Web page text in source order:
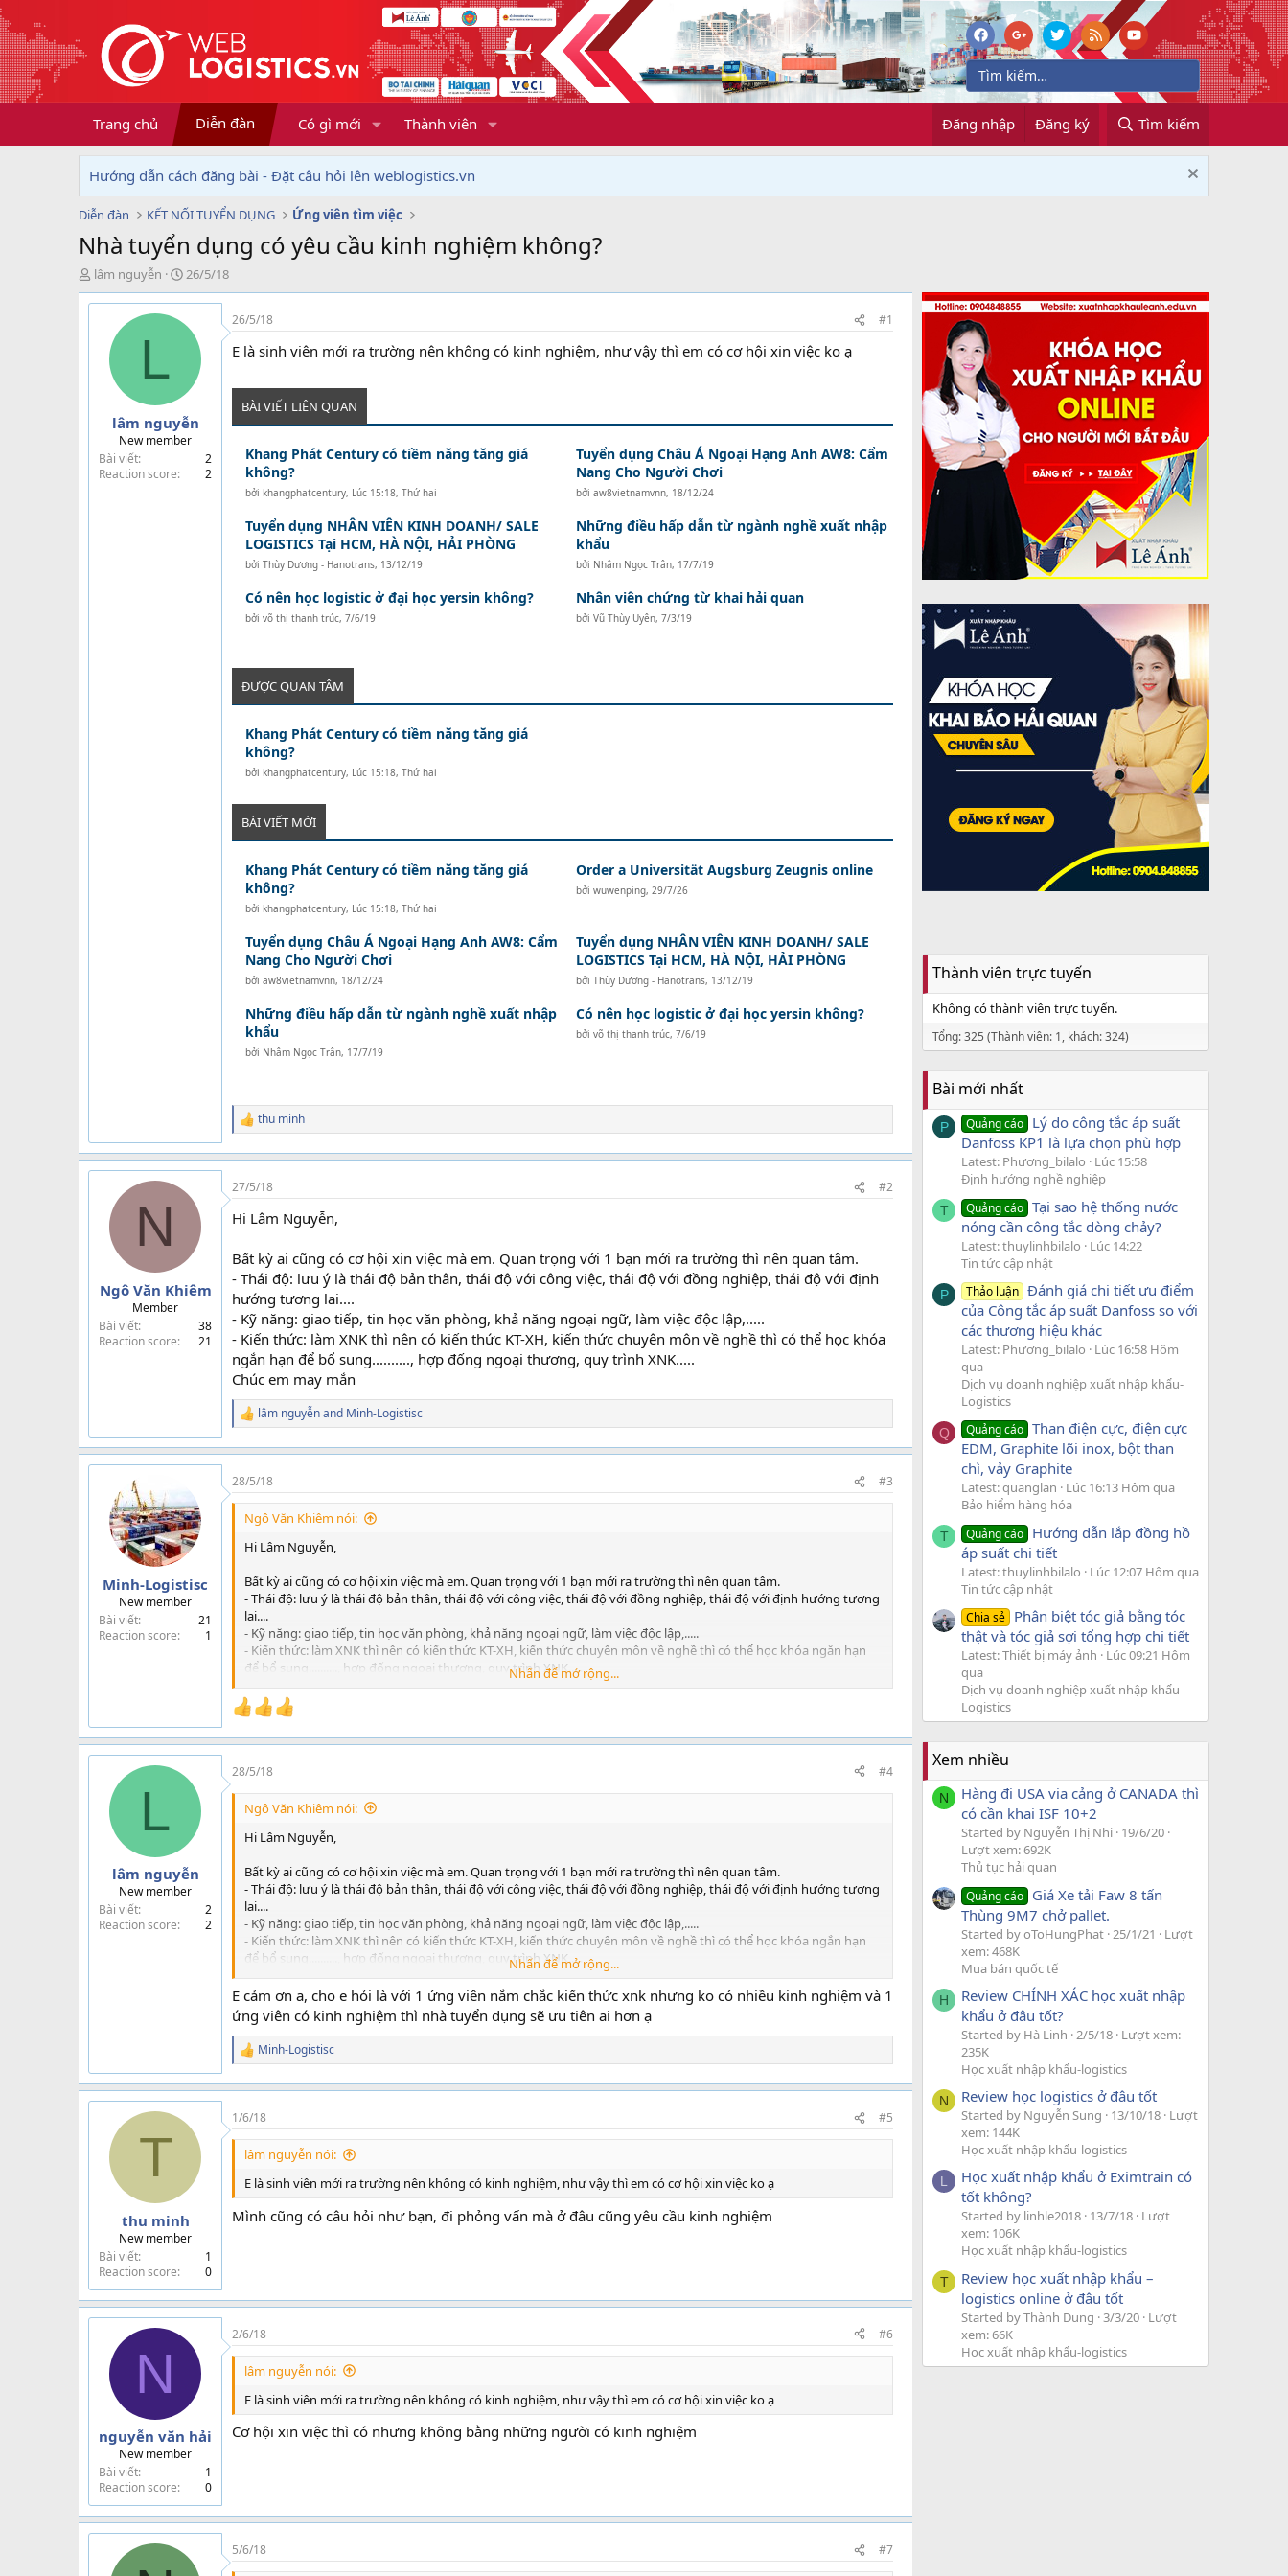
Trang chủ Diễn đàn Có gì mới Thành viên Đăng nhập Đăng ký Tìm kiếm
Hướng dẫn cách đăng bài - Đặt câu hỏi lên weblogistics.vn
Diễn đàn KẾT NỐI TUYỂN DỤNG Ứng viên tìm việc
Nhà tuyển dụng có yêu cầu kinh nghiệm không?
T
h
r
lâm nguyễn
N
g
à
y
26/5/18
L
lâm nguyễn
New member
Bài viết
2
Reaction score
2
26/5/18 #1
E là sinh viên mới ra trường nên không có kinh nghiệm, như vậy thì em có cơ hội xin việc ko ạ
BÀI VIẾT LIÊN QUAN
Khang Phát Century có tiềm năng tăng giá
không?
bởi khangphatcentury, Lúc 15:18, Thứ hai
Tuyển dụng Châu Á Ngoại Hạng Anh AW8: Cẩm
Nang Cho Người Chơi
bởi aw8vietnamvnn, 18/12/24
Tuyển dụng NHÂN VIÊN KINH DOANH/ SALE
LOGISTICS Tại HCM, HÀ NỘI, HẢI PHÒNG
bởi Thùy Dương - Hanotrans, 13/12/19
Những điều hấp dẫn từ ngành nghề xuất nhập
khẩu
bởi Nhâm Ngọc Trân, 17/7/19
Có nên học logistic ở đại học yersin không?
bởi võ thị thanh trúc, 7/6/19
Nhân viên chứng từ khai hải quan
bởi Vũ Thùy Uyên, 7/3/19
ĐƯỢC QUAN TÂM
Khang Phát Century có tiềm năng tăng giá
không?
bởi khangphatcentury, Lúc 15:18, Thứ hai
BÀI VIẾT MỚI
Khang Phát Century có tiềm năng tăng giá
không?
bởi khangphatcentury, Lúc 15:18, Thứ hai
Order a Universität Augsburg Zeugnis online
bởi wuwenping, 29/7/26
Tuyển dụng Châu Á Ngoại Hạng Anh AW8: Cẩm
Nang Cho Người Chơi
bởi aw8vietnamvnn, 18/12/24
Tuyển dụng NHÂN VIÊN KINH DOANH/ SALE
LOGISTICS Tại HCM, HÀ NỘI, HẢI PHÒNG
bởi Thùy Dương - Hanotrans, 13/12/19
Những điều hấp dẫn từ ngành nghề xuất nhập
khẩu
bởi Nhâm Ngọc Trân, 17/7/19
Có nên học logistic ở đại học yersin không?
bởi võ thị thanh trúc, 7/6/19
R
a
t
i
o
:
thu minh
N
Ngô Văn Khiêm
Member
Bài viết
38
Reaction score
21
27/5/18 #2
Hi Lâm Nguyễn,
Bất kỳ ai cũng có cơ hội xin việc mà em. Quan trọng với 1 bạn mới ra trường thì nên quan tâm.
- Thái độ: lưu ý là thái độ bản thân, thái độ với công việc, thái độ với đồng nghiệp, thái độ với định
hướng tương lai....
- Kỹ năng: giao tiếp, tin học văn phòng, khả năng ngoại ngữ, làm việc độc lập,.....
- Kiến thức: làm XNK thì nên có kiến thức KT-XH, kiến thức chuyên môn về nghề thì có thể học khóa
ngắn hạn để bổ sung.........., hợp đống ngoại thương, quy trình XNK.....
Chúc em may mắn
R
a
t
i
lâm nguyễnand Minh-Logistisc
Minh-Logistisc
New member
Bài viết
21
Reaction score
1
28/5/18 #3
Ngô Văn Khiêm nói:
Hi Lâm Nguyễn,
Bất kỳ ai cũng có cơ hội xin việc mà em. Quan trọng với 1 bạn mới ra trường thì nên quan tâm.
- Thái độ: lưu ý là thái độ bản thân, thái độ với công việc, thái độ với đồng nghiệp, thái độ với định hướng tương
lai....
- Kỹ năng: giao tiếp, tin học văn phòng, khả năng ngoại ngữ, làm việc độc lập,.....
- Kiến thức: làm XNK thì nên có kiến thức KT-XH, kiến thức chuyên môn về nghề thì có thể học khóa ngắn hạn
để bổ sung.........., hợp đống ngoại thương, quy trình XNK.....
Chúc em may mắn
Nhấn để mở rộng...
L
lâm nguyễn
New member
Bài viết
2
Reaction score
2
28/5/18 #4
Ngô Văn Khiêm nói:
Hi Lâm Nguyễn,
Bất kỳ ai cũng có cơ hội xin việc mà em. Quan trọng với 1 bạn mới ra trường thì nên quan tâm.
- Thái độ: lưu ý là thái độ bản thân, thái độ với công việc, thái độ với đồng nghiệp, thái độ với định hướng tương
lai....
- Kỹ năng: giao tiếp, tin học văn phòng, khả năng ngoại ngữ, làm việc độc lập,.....
- Kiến thức: làm XNK thì nên có kiến thức KT-XH, kiến thức chuyên môn về nghề thì có thể học khóa ngắn hạn
để bổ sung.........., hợp đống ngoại thương, quy trình XNK.....
Nhấn để mở rộng...
E cảm ơn a, cho e hỏi là với 1 ứng viên nắm chắc kiến thức xnk nhưng ko có nhiều kinh nghiệm và 1
ứng viên có kinh nghiệm thì nhà tuyển dụng sẽ ưu tiên ai hơn ạ
R
a
t
i
Minh-Logistisc
T
thu minh
New member
Bài viết
1
Reaction score
0
1/6/18 #5
lâm nguyễn nói:
E là sinh viên mới ra trường nên không có kinh nghiệm, như vậy thì em có cơ hội xin việc ko ạ
Mình cũng có câu hỏi như bạn, đi phỏng vấn mà ở đâu cũng yêu cầu kinh nghiệm
N
nguyễn văn hải
New member
Bài viết
1
Reaction score
0
2/6/18 #6
lâm nguyễn nói:
E là sinh viên mới ra trường nên không có kinh nghiệm, như vậy thì em có cơ hội xin việc ko ạ
Cơ hội xin việc thì có nhưng không bằng những người có kinh nghiệm
5/6/18 #7
Thành viên trực tuyến
Không có thành viên trực tuyến.
Tổng: 325 (Thành viên: 1, khách: 324)
Bài mới nhất
P Quảng cáo Lý do công tắc áp suất
Danfoss KP1 là lựa chọn phù hợp
Latest: Phương_bilalo
Lúc 15:58
Định hướng nghề nghiệp
T Quảng cáo Tại sao hệ thống nước
nóng cần công tắc dòng chảy?
Latest: thuylinhbilalo
Lúc 14:22
Tin tức cập nhật
P Thảo luận Đánh giá chi tiết ưu điểm
của Công tắc áp suất Danfoss so với
các thương hiệu khác
Latest: Phương_bilalo
Lúc 16:58 Hôm
qua
Dịch vụ doanh nghiệp xuất nhập khẩu-
Logistics
Q Quảng cáo Than điện cực, điện cực
EDM, Graphite lõi inox, bột than
chì, vảy Graphite
Latest: quanglan
Lúc 16:13 Hôm qua
Bảo hiểm hàng hóa
T Quảng cáo Hướng dẫn lắp đồng hồ
áp suất chi tiết
Latest: thuylinhbilalo
Lúc 12:07 Hôm qua
Tin tức cập nhật
Chia sẻ Phân biệt tóc giả bằng tóc
thật và tóc giả sợi tổng hợp chi tiết
Latest: Thiết bị máy ảnh
Lúc 09:21 Hôm
qua
Dịch vụ doanh nghiệp xuất nhập khẩu-
Logistics
Xem nhiều
N
Hàng đi USA via cảng ở CANADA thì
có cần khai ISF 10+2
Started by Nguyễn Thị Nhi 19/6/20
Lượt xem: 692K
Thủ tục hải quan
Quảng cáo Giá Xe tải Faw 8 tấn
Thùng 9M7 chở pallet.
Started by oToHungPhat 25/1/21
Lượt
xem: 468K
Mua bán quốc tế
H
Review CHÍNH XÁC học xuất nhập
khẩu ở đâu tốt?
Started by Hà Linh 2/5/18 Lượt xem:
235K
Học xuất nhập khẩu-logistics
N Review học logistics ở đâu tốt
Started by Nguyễn Sung 13/10/18 Lượt
xem: 144K
Học xuất nhập khẩu-logistics
L
Học xuất nhập khẩu ở Eximtrain có
tốt không?
Started by linhle2018 13/7/18 Lượt
xem: 106K
Học xuất nhập khẩu-logistics
T
Review học xuất nhập khẩu –
logistics online ở đâu tốt
Started by Thành Dung 3/3/20 Lượt
xem: 66K
Học xuất nhập khẩu-logistics